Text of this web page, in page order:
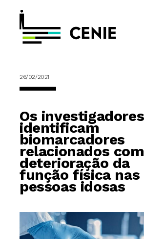
26/02/2021
Os investigadores
identificam
biomarcadores
relacionados
deterioração da
função física nas
pessoas idosas